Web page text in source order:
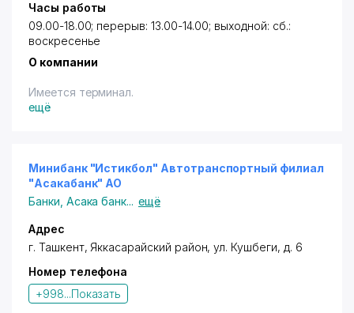
Часы работы
09.00-18.00; перерыв: 13.00-14.00; выходной: сб.:
воскресенье
О компании
Имеется терминал.
ещё
Минибанк "Истикбол" Автотранспортный филиал
"Асакабанк" АО
Банки Асака банк... ещё
Адрес
г. Ташкент, Яккасарайский район,ул. Кушбеги, д. 6
Номер телефона
+998...Показать